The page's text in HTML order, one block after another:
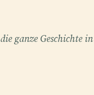
ganze Geschichte